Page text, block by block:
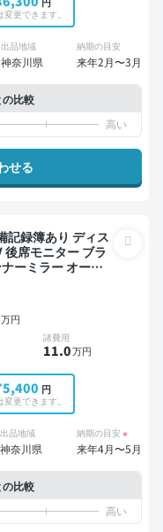
更できます。
出品地域
神奈川県
納期の目安
来年2月〜3月
比較
せる
席モニター ブラ
ーミラー オート
ブレコーダー 衝
万円
諸費用
11.0万円
円
更できます。
出品地域
神奈川県
納期の目安 ※
来年4月〜5月
比較